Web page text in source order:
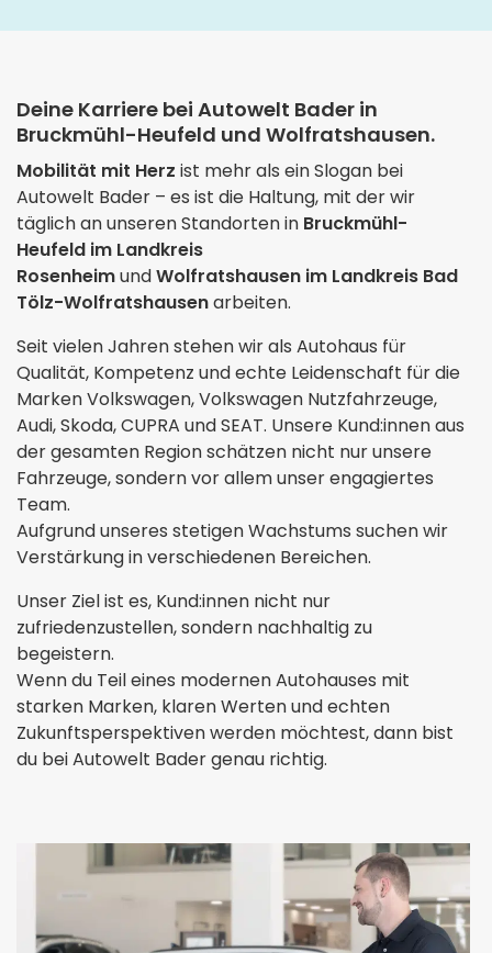
Deine Karriere bei Autowelt Bader in
Bruckmühl-Heufeld und Wolfratshausen.
Mobilität mit Herz ist mehr als ein Slogan bei
Autowelt Bader – es ist die Haltung, mit der wir
täglich an unseren Standorten in Bruckmühl-
Heufeld im Landkreis
RosenheimundWolfratshausen im Landkreis Bad
Tölz-Wolfratshausenarbeiten.
Seit vielen Jahren stehen wir als Autohaus für
Qualität, Kompetenz und echte Leidenschaft für die
Marken Volkswagen, Volkswagen Nutzfahrzeuge,
Audi, Skoda, CUPRA und SEAT. Unsere Kund:innen aus
der gesamten Region schätzen nicht nur unsere
Fahrzeuge, sondern vor allem unser engagiertes
Team.
Aufgrund unseres stetigen Wachstums suchen wir
Verstärkung in verschiedenen Bereichen.
Unser Ziel ist es, Kund:innen nicht nur
zufriedenzustellen, sondern nachhaltig zu
begeistern.
Wenn du Teil eines modernen Autohauses mit
starken Marken, klaren Werten und echten
Zukunftsperspektiven werden möchtest, dann bist
du bei Autowelt Bader genau richtig.